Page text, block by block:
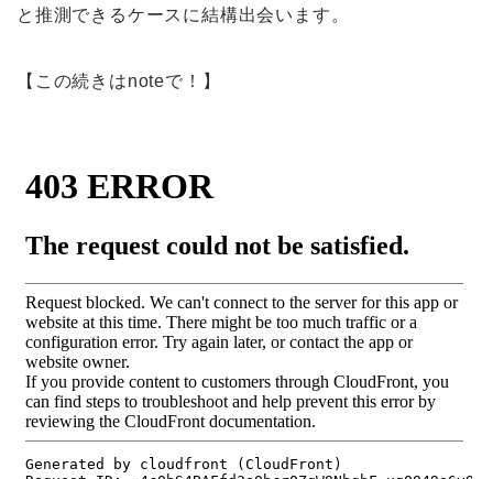
と推測できるケースに結構出会います。
【この続きはnoteで！】